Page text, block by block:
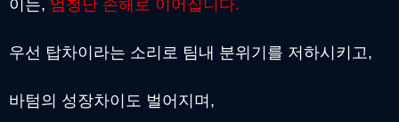
이는, 엄청난 손해로 이어집니다.
우선 탑차이라는 소리로 팀내 분위기를 저하시키고,
바텀의 성장차이도 벌어지며,